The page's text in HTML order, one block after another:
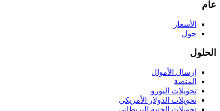
عام
الأسعار
حول
الحلول
إرسال الأموال
المنصة
تحويلات اليورو
تحويلات الدولار الأمريكي
تحويلات الجنيه البريطاني